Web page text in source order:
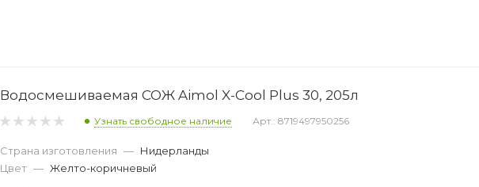
Водосмешиваемая СОЖ Aimol X-Cool Plus 30, 205л
Узнать свободное наличие Арт.: 8719497950256
Страна изготовления — Нидерланды
Цвет — Желто-коричневый